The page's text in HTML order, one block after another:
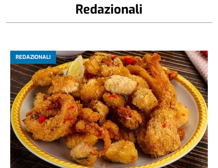
Redazionali
REDAZIONALI